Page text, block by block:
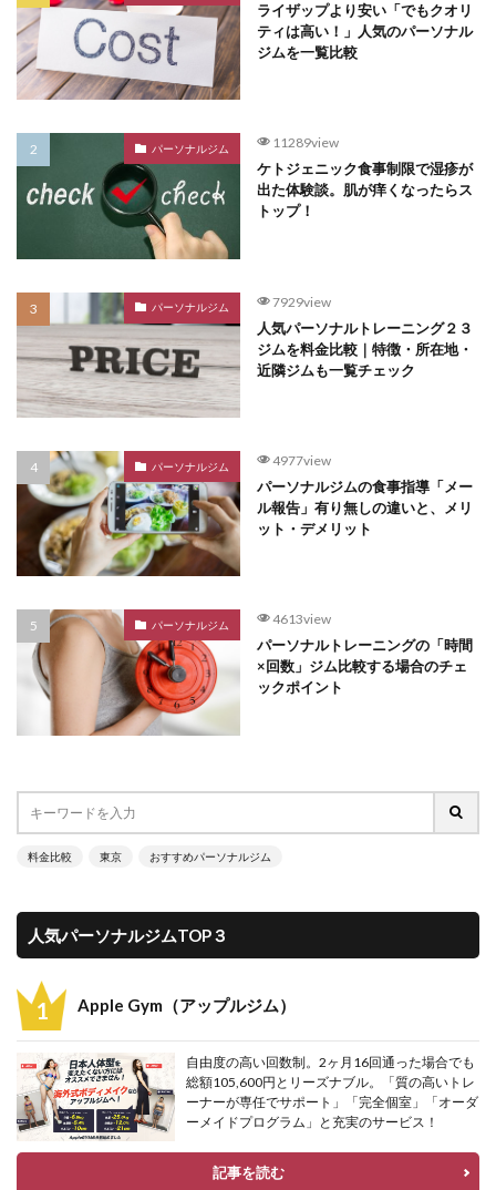
ライザップより安い「でもクオリ
ティは高い！」人気のパーソナル
ジムを一覧比較
パーソナルジム 11289view
ケトジェニック食事制限で湿疹が
出た体験談。肌が痒くなったらス
トップ！
パーソナルジム 7929view
人気パーソナルトレーニング２３
ジムを料金比較｜特徴・所在地・
近隣ジムも一覧チェック
パーソナルジム 4977view
パーソナルジムの食事指導「メー
ル報告」有り無しの違いと、メリ
ット・デメリット
パーソナルジム 4613view
パーソナルトレーニングの「時間
×回数」ジム比較する場合のチェ
ックポイント
料金比較 東京 おすすめパーソナルジム
人気パーソナルジムTOP３
Apple Gym（アップルジム）
自由度の高い回数制。2ヶ月16回通った場合でも
総額105,600円とリーズナブル。「質の高いトレ
ーナーが専任でサポート」「完全個室」「オーダ
ーメイドプログラム」と充実のサービス！
記事を読む